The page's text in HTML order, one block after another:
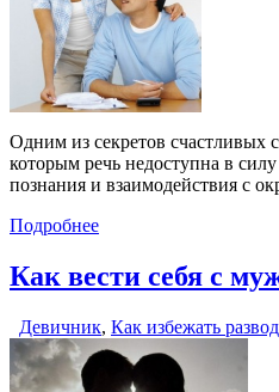
Одним из секретов счастливых
которым речь недоступна в
познания и взаимодействия с
Подробнее
Как вести себя с
Девичник, Как избежать